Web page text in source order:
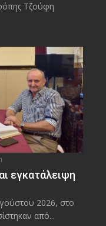
Τζούφη
εγκατάλειψη
2026, στο
από...